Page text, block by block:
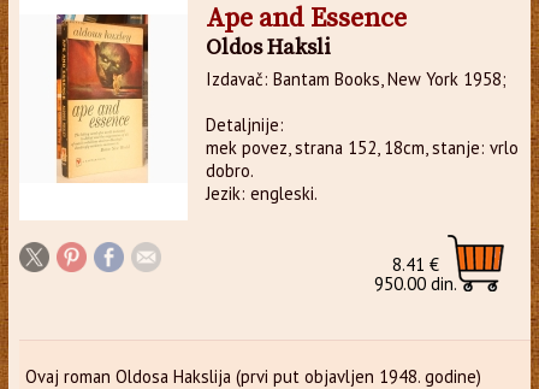
Ape and Essence
Oldos Haksli
Izdavač: Bantam Books, New York 1958;
Detaljnije:
mek povez, strana 152, 18cm, stanje: vrlo
dobro.
Jezik: engleski.
8.41 €
950.00 din.
Ovaj roman Oldosa Hakslija (prvi put objavljen 1948. godine)